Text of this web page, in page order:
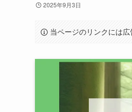
2025年9月3日
当ページのリンクには広